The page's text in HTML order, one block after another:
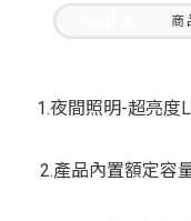
商
1.夜間照明-超亮度
2.產品內置額定容